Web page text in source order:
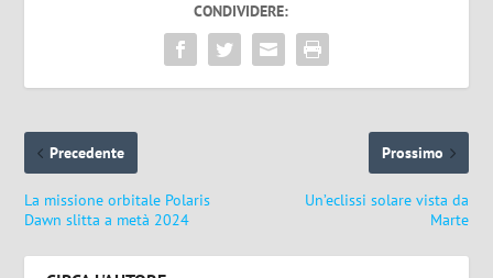
CONDIVIDERE:
Precedente
La missione orbitale Polaris
Dawn slitta a metà 2024
Prossimo
Un’eclissi solare vista da
Marte